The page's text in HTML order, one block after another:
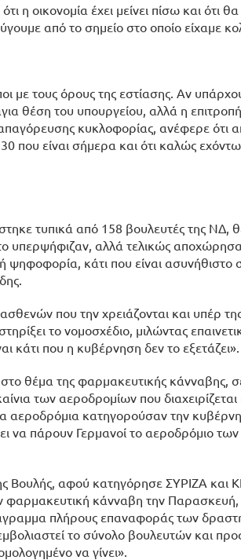
η οικονομία έχει μείνει πίσω και ότι
από το σημείο στο οποίο είχαμε
με τους όρους της εστίασης. Αν
θέση του υπουργείου, αλλά η
κυκλοφορίας, ανέφερε ότι
που είναι σήμερα και ότι καλώς
τυπικά από 158 βουλευτές της ΝΔ,
υπερψήφιζαν, αλλά τελικώς
κάτι που είναι ασυνήθιστο
που την χρειάζονται και υπέρ της
το νομοσχέδιο, μιλώντας
κάτι που η κυβέρνηση δεν το εξετάζει».
θέμα της φαρμακευτικής κάνναβης,
των αεροδρομίων που
αεροδρόμια κατηγορούσαν την
να πάρουν Γερμανοί το αεροδρόμιο
Βουλής, αφού κατηγόρησε ΣΥΡΙΖΑ και
κάνναβη την Παρασκευή,
πλήρους επαναφοράς των
το σύνολο βουλευτών και
να γίνει».